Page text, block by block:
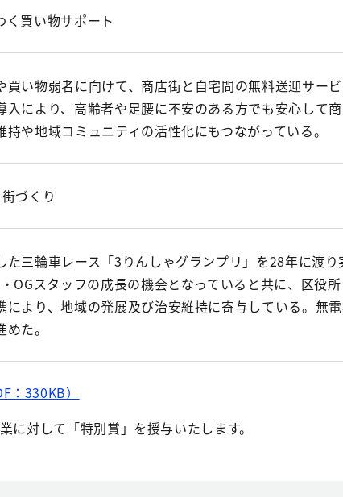
く買い物サポート
い物弱者に向けて、商店街と自宅間の無料送迎サー
入により、高齢者や足腰に不安のある方でも安心して
持や地域コミュニティの活性化にもつながっている。
街づくり
た三輪車レース「3りんしゃグランプリ」を28年に渡
OGスタッフの成長の機会となっていると共に、区役
により、地域の発展及び治安維持に寄与している。無
めた。
：330KB）
対して「特別賞」を授与いたします。